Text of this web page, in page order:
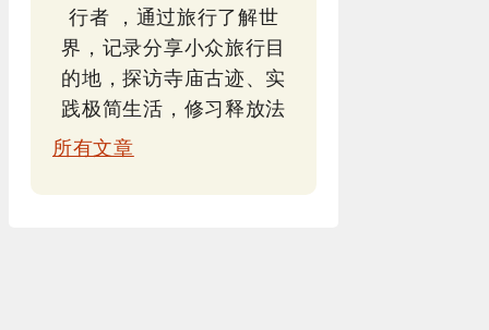
行者 ，通过旅行了解世
界，记录分享小众旅行目
的地，探访寺庙古迹、实
践极简生活，修习释放法
所有文章